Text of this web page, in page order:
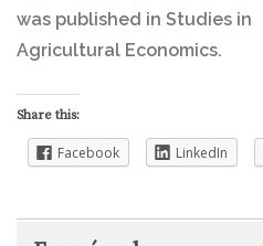
was published in Studies in
Agricultural Economics.
Share this:
Facebook LinkedIn